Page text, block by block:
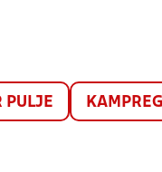
PULJE